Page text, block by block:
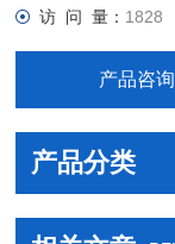
访 问 量： 1828
产品咨询
产品分类